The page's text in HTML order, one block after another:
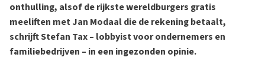
onthulling, alsof de rijkste wereldburgers gratis
meeliften met Jan Modaal die de rekening betaalt,
schrijft Stefan Tax – lobbyist voor ondernemers en
familiebedrijven – in een ingezonden opinie.